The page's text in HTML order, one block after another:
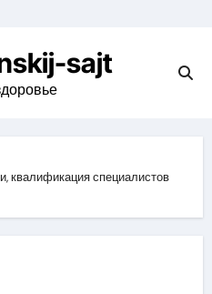
sajt
квалификация специалистов